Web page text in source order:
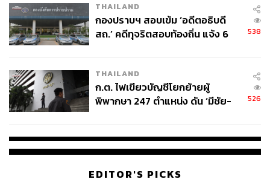
95
ABOUT THE AUTHOR
THE STANDARD TEAM
กองบรรณาธิการ THE STANDARD
THAILAND
กองปราบฯ สอบเข้ม ‘อดีตอธิบดี
สถ.’ คดีทุจริตสอบท้องถิ่น แจ้ง 6
538
THAILAND
ก.ต. ไฟเขียวบัญชีโยกย้ายผู้
พิพากษา 247 ตำแหน่ง ดัน ‘มีชัย-
526
EDITOR'S PICKS